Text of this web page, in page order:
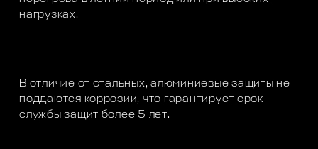
нагрузках.
В отличие от стальных, алюминиевые защиты не
поддаются коррозии, что гарантирует срок
службы защит более 5 лет.